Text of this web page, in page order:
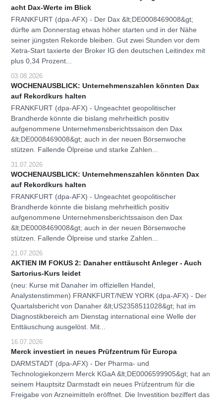
acht Dax-Werte im Blick
FRANKFURT (dpa-AFX) - Der Dax &lt;DE0008469008&gt;
dürfte am Donnerstag etwas höher starten und in der Nähe
seiner jüngsten Rekorde bleiben. Gut zwei Stunden vor dem
Xetra-Start taxierte der Broker IG den deutschen Leitindex mit
plus 0,34 Prozent...
03.08.2026
WOCHENAUSBLICK: Unternehmenszahlen könnten Dax
auf Rekordkurs halten
FRANKFURT (dpa-AFX) - Ungeachtet geopolitischer
Brandherde könnte die bislang mehrheitlich positiv
aufgenommene Unternehmensberichtssaison den Dax
&lt;DE0008469008&gt; auch in der neuen Börsenwoche
stützen. Fallende Ölpreise und starke Zahlen...
31.07.2026
WOCHENAUSBLICK: Unternehmenszahlen könnten Dax
auf Rekordkurs halten
FRANKFURT (dpa-AFX) - Ungeachtet geopolitischer
Brandherde könnte die bislang mehrheitlich positiv
aufgenommene Unternehmensberichtssaison den Dax
&lt;DE0008469008&gt; auch in der neuen Börsenwoche
stützen. Fallende Ölpreise und starke Zahlen...
21.07.2026
AKTIEN IM FOKUS 2: Danaher enttäuscht Anleger - Auch
Sartorius-Kurs leidet
(neu: Kurse mit Danaher im offiziellen Handel,
Analystenstimmen) FRANKFURT/NEW YORK (dpa-AFX) - Der
Quartalsbericht von Danaher &lt;US2358511028&gt; hat im
Diagnostikbereich am Dienstag international eine Welle der
Enttäuschung ausgelöst. Mit...
16.07.2026
Merck investiert in neues Prüfzentrum für Europa
DARMSTADT (dpa-AFX) - Der Pharma- und
Technologiekonzern Merck KGaA &lt;DE0006599905&gt; hat an
seinem Hauptsitz Darmstadt ein neues Prüfzentrum für die
Freigabe von Arzneimitteln eröffnet. Die Investition beziffert das